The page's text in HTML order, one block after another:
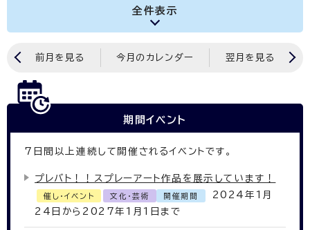
全件表示
前月を見る 今月のカレンダー 翌月を見る
期間イベント
7 日間以上連続して開催されるイベントです。
プレバト！！スプレーアート作品を展示しています！
催し・イベント 文化・芸術 開催期間
2024年1月
24日から2027年1月1日まで